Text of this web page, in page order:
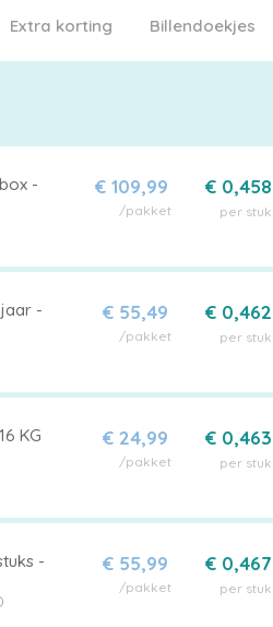
Extra korting Billendoekjes
-
€ 109,99
/pakket
€ 0,458
per stuk
-
€ 55,49
/pakket
€ 0,462
per stuk
KG € 24,99
/pakket
€ 0,463
per stuk
-
€ 55,99
/pakket
€ 0,467
per stuk